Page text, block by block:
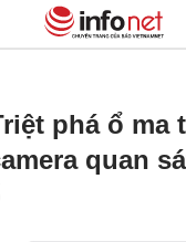
phá ổ ma
quan